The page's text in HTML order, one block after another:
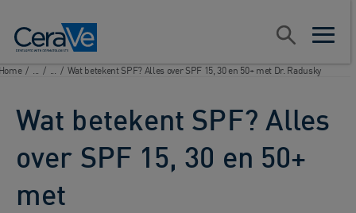
open
open
Zoeken
/ ... / ... / Wat betekent SPF? Alles over SPF 15, 30 en 50+ met Dr. Radusky
Wat betekent SPF? Alles
over SPF 15, 30 en 50+
met